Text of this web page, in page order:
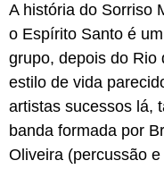
A história do Sorriso
o Espírito Santo é
grupo, depois do Rio
estilo de vida
artistas sucessos lá,
banda formada por
Oliveira (percussão